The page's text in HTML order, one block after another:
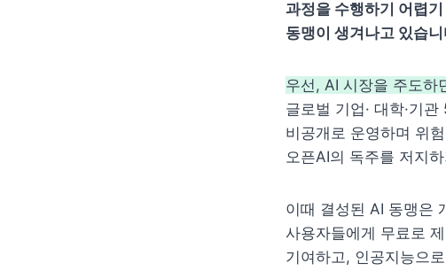
과정을 수행하기 어렵
동맹이 생겨나고 있습
우선, AI 시장을 주도하
글로벌 기업· 대학·기
비공개로 운영하며 위
오픈AI의 독주를 저지
이때 결성된 AI 동맹은
사용자들에게 무료로
기여하고, 인공지능으